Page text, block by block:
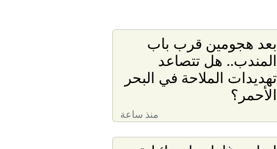
بعد هجومين قرب باب
المندب.. هل تتصاعد
تهديدات الملاحة في البحر
الأحمر؟
منذ ساعة